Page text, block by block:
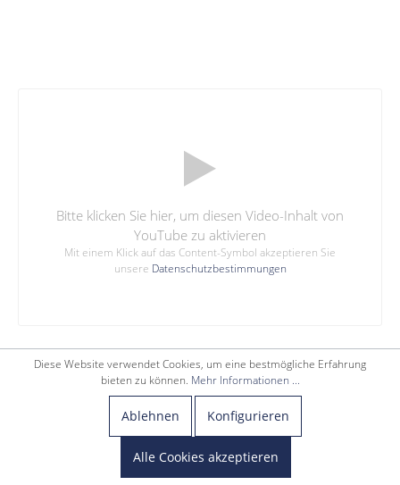
Bitte klicken Sie hier, um diesen Video-Inhalt von
YouTube zu aktivieren
Mit einem Klick auf das Content-Symbol akzeptieren Sie
unsere Datenschutzbestimmungen
FRAGEN? RUF EINFACH AN!
Diese Website verwendet Cookies, um eine bestmögliche Erfahrung
bieten zu können. Mehr Informationen ...
Ablehnen Konfigurieren
Alle Cookies akzeptieren